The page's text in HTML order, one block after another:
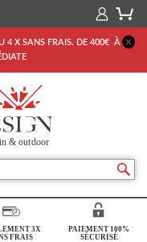
4 X SANS FRAIS. DE 400€ À
3X
FRAIS
PAIEMENT 100%
SÉCURISÉ